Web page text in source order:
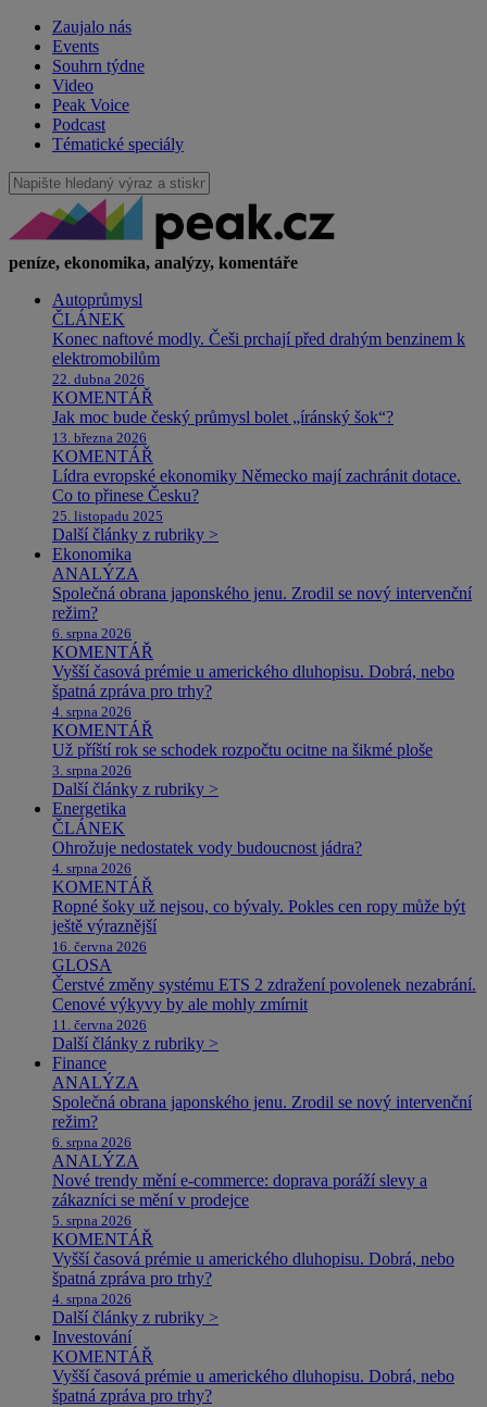
Zaujalo nás
Events
Souhrn týdne
Video
Peak Voice
Podcast
Tématické speciály
peníze, ekonomika, analýzy, komentáře
Autoprůmysl
ČLÁNEK
Konec naftové modly. Češi prchají před drahým benzinem k
elektromobilům
22. dubna 2026
KOMENTÁŘ
Jak moc bude český průmysl bolet „íránský šok“?
13. března 2026
KOMENTÁŘ
Lídra evropské ekonomiky Německo mají zachránit dotace.
Co to přinese Česku?
25. listopadu 2025
Další články z rubriky >
Ekonomika
ANALÝZA
Společná obrana japonského jenu. Zrodil se nový intervenční
režim?
6. srpna 2026
KOMENTÁŘ
Vyšší časová prémie u amerického dluhopisu. Dobrá, nebo
špatná zpráva pro trhy?
4. srpna 2026
KOMENTÁŘ
Už příští rok se schodek rozpočtu ocitne na šikmé ploše
3. srpna 2026
Další články z rubriky >
Energetika
ČLÁNEK
Ohrožuje nedostatek vody budoucnost jádra?
4. srpna 2026
KOMENTÁŘ
Ropné šoky už nejsou, co bývaly. Pokles cen ropy může být
ještě výraznější
16. června 2026
GLOSA
Čerstvé změny systému ETS 2 zdražení povolenek nezabrání.
Cenové výkyvy by ale mohly zmírnit
11. června 2026
Další články z rubriky >
Finance
ANALÝZA
Společná obrana japonského jenu. Zrodil se nový intervenční
režim?
6. srpna 2026
ANALÝZA
Nové trendy mění e-commerce: doprava poráží slevy a
zákazníci se mění v prodejce
5. srpna 2026
KOMENTÁŘ
Vyšší časová prémie u amerického dluhopisu. Dobrá, nebo
špatná zpráva pro trhy?
4. srpna 2026
Další články z rubriky >
Investování
KOMENTÁŘ
Vyšší časová prémie u amerického dluhopisu. Dobrá, nebo
špatná zpráva pro trhy?